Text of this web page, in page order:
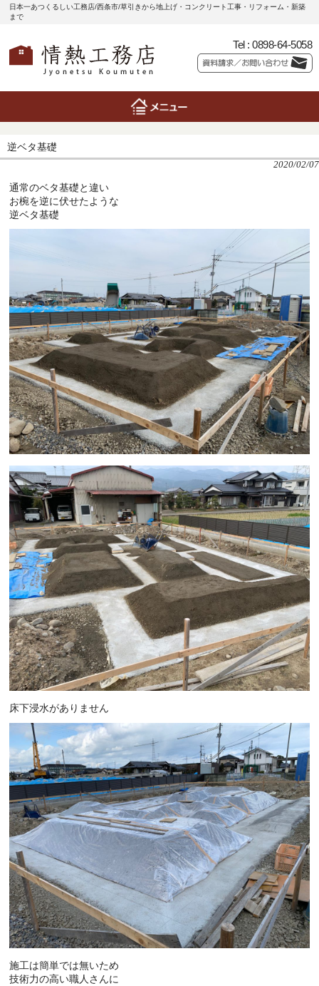
日本一あつくるしい工務店/西条市/草引きから地上げ・コンクリート工事・リフォーム・新築
まで
Tel : 0898-64-5058
逆ベタ基礎
2020/02/07
通常のベタ基礎と違い
お椀を逆に伏せたような
逆ベタ基礎
床下浸水がありません
施工は簡単では無いため
技術力の高い職人さんに